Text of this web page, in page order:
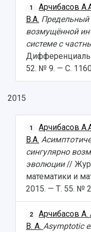
1 Арчибасов
В.А. Предельный
возмущённой
системе с
52. № 9. — С.
2015
1 Арчибасов
В.А.
сингулярно
эволюции//
математики и
2015. — Т. 55. №
2 Арчибасов
В. А. Asymptotic